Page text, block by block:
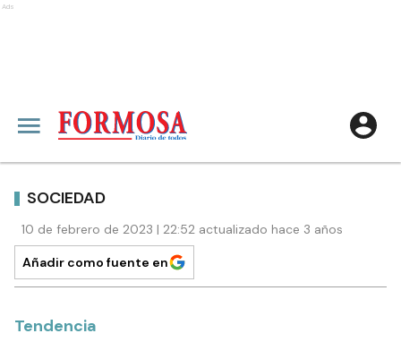
Ads
SOCIEDAD
10 de febrero de 2023 | 22:52 actualizado hace 3 años
Añadir como fuente en
Tendencia